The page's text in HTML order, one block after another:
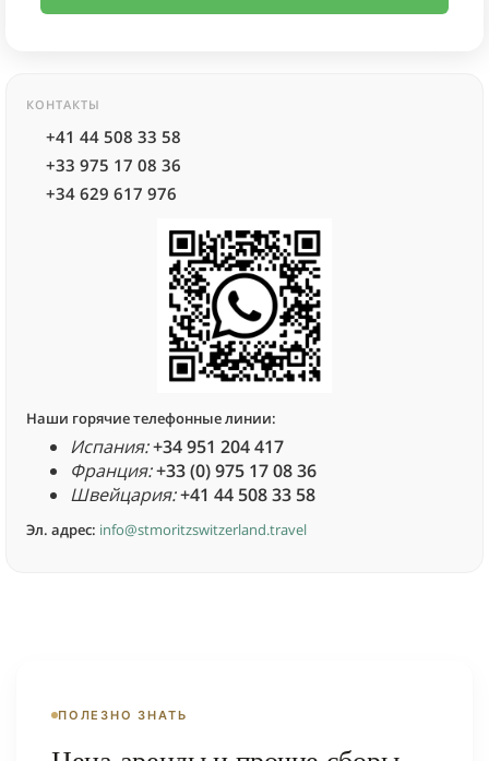
КОНТАКТЫ
+41 44 508 33 58
+33 975 17 08 36
+34 629 617 976
Наши горячие телефонные линии:
Испания:+34 951 204 417
Франция:+33 (0) 975 17 08 36
Швейцария:+41 44 508 33 58
Эл. адрес: info@stmoritzswitzerland.travel
ПОЛЕЗНО ЗНАТЬ